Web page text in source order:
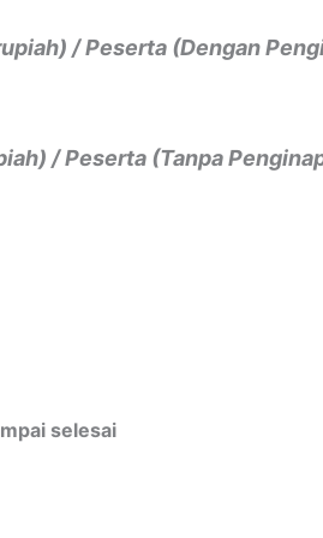
/ Peserta (Dengan
/ Peserta (Tanpa
selesai